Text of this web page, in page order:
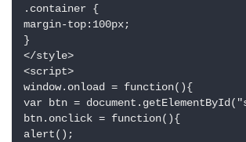
.container {
margin-top:100px;
}
</style>
<script>
window.onload = function(){
var btn =
btn.onclick = function(){
alert();